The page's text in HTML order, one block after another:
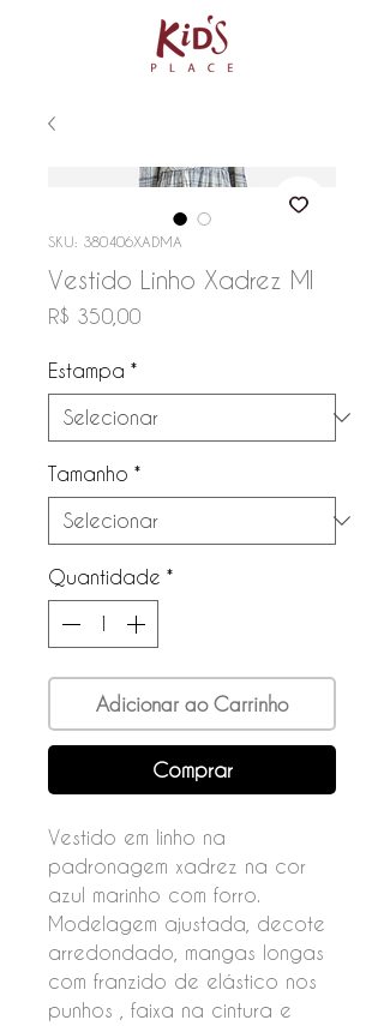
SKU: 380406XADMA
Vestido Linho Xadrez Ml
R$ 350,00Preço
Estampa *
Tamanho *
Quantidade *
Adicionar ao Carrinho
Comprar
Vestido em linho na
padronagem xadrez na cor
azul marinho com forro.
Modelagem ajustada, decote
arredondado, mangas longas
com franzido de elástico nos
punhos , faixa na cintura e